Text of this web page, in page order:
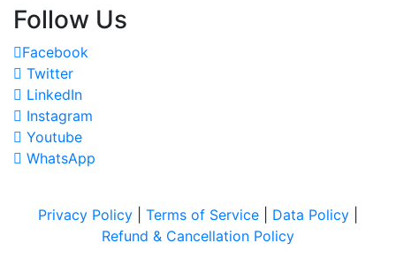
Follow Us
Facebook
Twitter
LinkedIn
Instagram
Youtube
WhatsApp
Privacy Policy Terms of Service Data Policy
Refund & Cancellation Policy